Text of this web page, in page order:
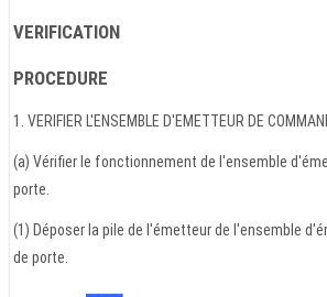
VERIFICATION
PROCEDURE
1. VERIFIER L'ENSEMBLE D'EMETTEUR DE
(a) Vérifier le fonctionnement de l'ensemble
porte.
(1) Déposer la pile de l'émetteur de l'ensemble
de porte.